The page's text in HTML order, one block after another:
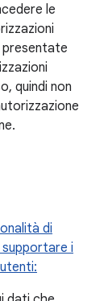
le
presentate
quindi non
di
i